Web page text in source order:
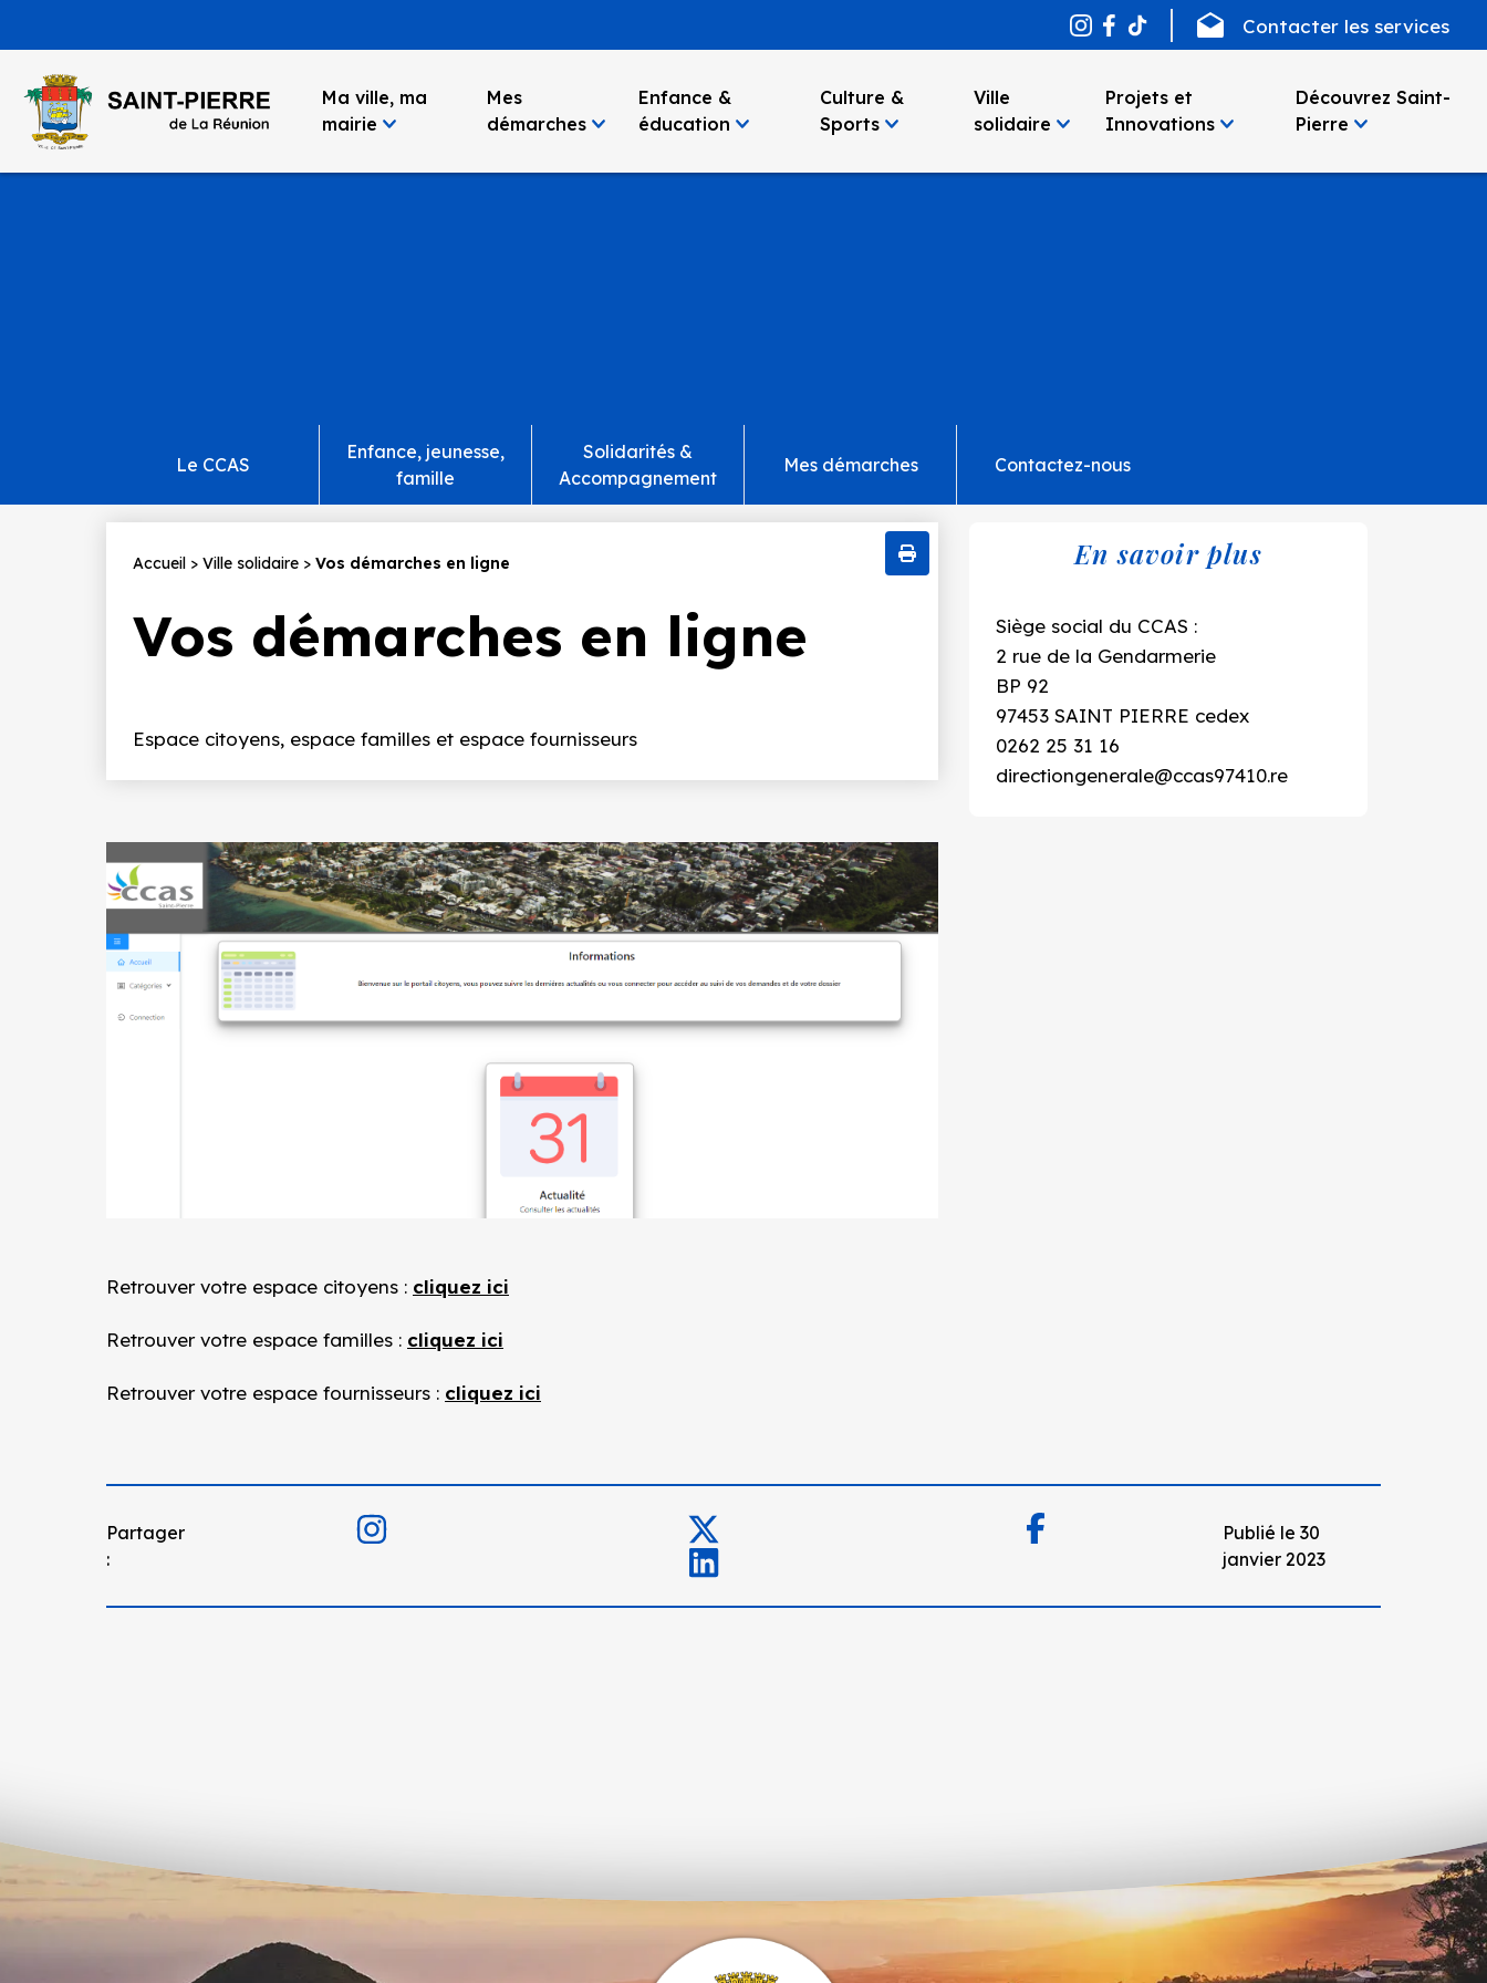
Contacter les services
Ma ville, ma
mairie
Mes
démarches
Enfance &
éducation
Culture &
Sports
Ville
solidaire
Projets et
Innovations
Découvrez Saint-
Pierre
Le CCAS
Enfance, jeunesse,
famille
Solidarités &
Accompagnement
Mes démarches Contactez-nous
Fil
d'Ariane
Accueil Ville solidaire Vos démarches en ligne
Vos démarches en ligne
Introduction
Espace citoyens, espace familles et espace fournisseurs
Retrouver votre espace citoyens : cliquez ici
Retrouver votre espace familles : cliquez ici
Retrouver votre espace fournisseurs : cliquez ici
En savoir plus
En
savoir
plus
Siège social du CCAS :
2 rue de la Gendarmerie
BP 92
97453 SAINT PIERRE cedex
0262 25 31 16
directiongenerale@ccas97410.re
Partager
:
Publié le 30
janvier 2023